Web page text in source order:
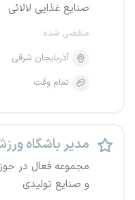
صنایع غذایی لالائی
منقضی شده
آذربایجان شرقی
تمام وقت
مدیر باشگاه
مجموعه فعال در
و صنایع تولیدی